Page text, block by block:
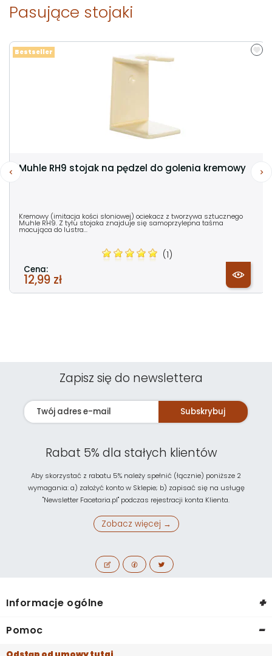
Pasujące stojaki
Muhle RH9 stojak na pędzel do golenia kremowy
Kremowy (imitacja kości słoniowej) ociekacz z tworzywa sztucznego
Muhle RH9. Z tyłu stojaka znajduje się samoprzylepna taśma
mocująca do lustra...
(1)
Cena:
12,99 zł
Bestseller
Zapisz się do newslettera
Subskrybuj
Rabat 5% dla stałych klientów
Aby skorzystać z rabatu 5% należy spełnić (łącznie) poniższe 2
wymagania: a) założyć konto w Sklepie; b) zapisać się na usługę
"Newsletter Facetaria.pl" podczas rejestracji konta Klienta.
Zobacz więcej →
Informacje ogólne +
Pomoc -